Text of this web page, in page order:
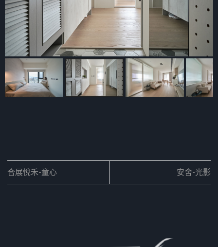
合展悅禾-童心 安舍-光影